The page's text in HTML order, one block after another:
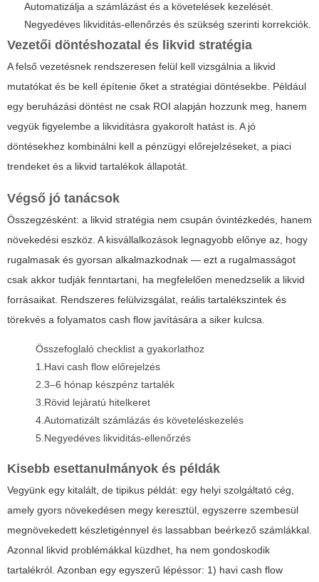
Automatizálja a számlázást és a követelések kezelését.
Negyedéves likviditás-ellenőrzés és szükség szerinti korrekciók.
Vezetői döntéshozatal és likvid stratégia
A felső vezetésnek rendszeresen felül kell vizsgálnia a likvid
mutatókat és be kell építenie őket a stratégiai döntésekbe. Például
egy beruházási döntést ne csak ROI alapján hozzunk meg, hanem
vegyük figyelembe a likviditásra gyakorolt hatást is. A jó
döntésekhez kombinálni kell a pénzügyi előrejelzéseket, a piaci
trendeket és a likvid tartalékok állapotát.
Végső jó tanácsok
Összegzésként: a likvid stratégia nem csupán óvintézkedés, hanem
növekedési eszköz. A kisvállalkozások legnagyobb előnye az, hogy
rugalmasak és gyorsan alkalmazkodnak — ezt a rugalmasságot
csak akkor tudják fenntartani, ha megfelelően menedzselik a likvid
forrásaikat. Rendszeres felülvizsgálat, reális tartalékszintek és
törekvés a folyamatos cash flow javítására a siker kulcsa.
Összefoglaló checklist a gyakorlathoz
1.Havi cash flow előrejelzés
2.3–6 hónap készpénz tartalék
3.Rövid lejáratú hitelkeret
4.Automatizált számlázás és követeléskezelés
5.Negyedéves likviditás-ellenőrzés
Kisebb esettanulmányok és példák
Vegyünk egy kitalált, de tipikus példát: egy helyi szolgáltató cég,
amely gyors növekedésen megy keresztül, egyszerre szembesül
megnövekedett készletigénnyel és lassabban beérkező számlákkal.
Azonnal likvid problémákkal küzdhet, ha nem gondoskodik
tartalékról. Azonban egy egyszerű lépéssor: 1) havi cash flow